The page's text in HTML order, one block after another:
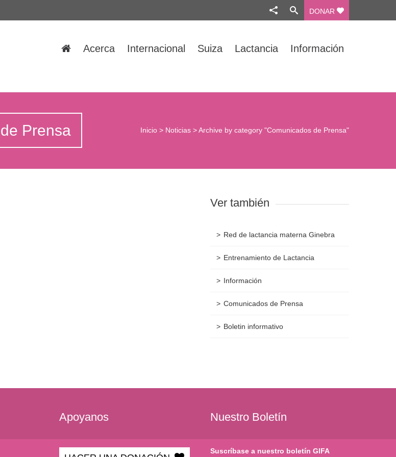
DONAR
Acerca Internacional Suiza Lactancia Información
Prensa Inicio > Noticias >Archive by category "Comunicados de Prensa"
Ver también
Red de lactancia materna Ginebra
Entrenamiento de Lactancia
Información
Comunicados de Prensa
Boletin informativo
Apoyanos Nuestro Boletín
Suscríbase a nuestro boletín GIFA